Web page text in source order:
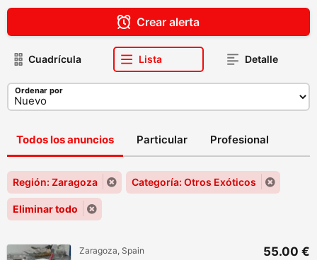
Crear alerta
Cuadrícula Lista Detalle
Ordenar por
Todos los anuncios Particular Profesional
Región: Zaragoza Categoría: Otros Exóticos
Eliminar todo
Zaragoza, Spain 55.00 €